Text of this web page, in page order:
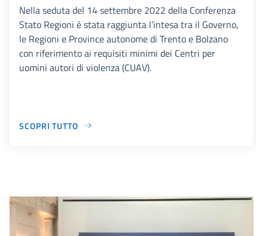
Nella seduta del 14 settembre 2022 della Conferenza
Stato Regioni è stata raggiunta l’intesa tra il Governo,
le Regioni e Province autonome di Trento e Bolzano
con riferimento ai requisiti minimi dei Centri per
uomini autori di violenza (CUAV).
SCOPRI TUTTO